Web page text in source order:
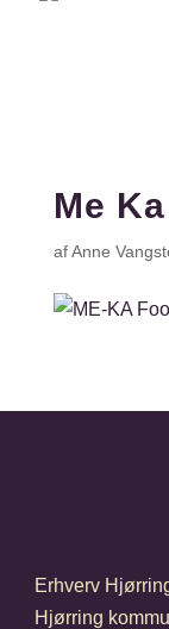
Me
afAnne
Erhverv
Hjørring